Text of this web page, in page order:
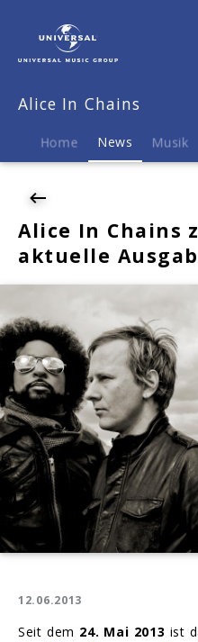
Chains
Ausgabe
von
Alice In Chains
Home News Musik
Alice In Chains
aktuelle
12.06.2013
Seit dem 24. Mai 2013 ist